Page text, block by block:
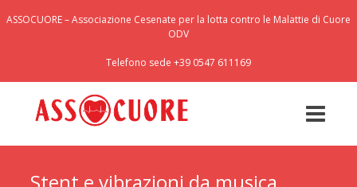
ASSOCUORE – Associazione Cesenate per la lotta contro le Malattie di Cuore
ODV
Telefono sede +39 0547 611169